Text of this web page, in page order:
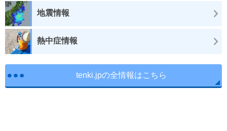
地震情報
熱中症情報
tenki.jpの全情報はこちら